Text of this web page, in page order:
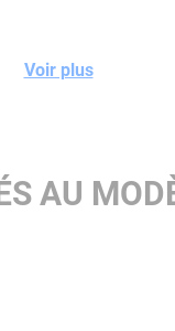
Voir plus
AU